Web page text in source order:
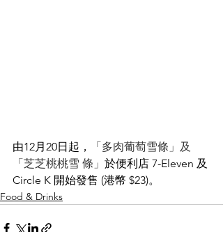
由12月20日起，
「多肉葡萄雪條」及
「芝芝桃桃雪 條」 於便利店 7-Eleven 及
Circle K 開始發售 (港幣 $23)。
Food & Drinks